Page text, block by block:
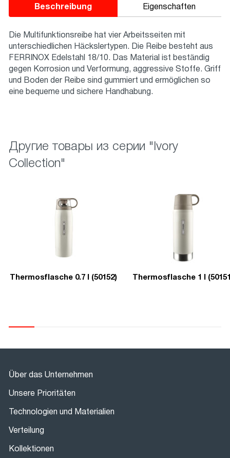
Beschreibung Eigenschaften
Die Multifunktionsreibe hat vier Arbeitsseiten mit
unterschiedlichen Häckslertypen. Die Reibe besteht aus
FERRINOX Edelstahl 18/10. Das Material ist beständig
gegen Korrosion und Verformung, aggressive Stoffe. Griff
und Boden der Reibe sind gummiert und ermöglichen so
eine bequeme und sichere Handhabung.
Другие товары из серии "Ivory
Сollection"
Thermosflasche 0.7 l (50152) Thermosflasche 1 l
Über das Unternehmen
Unsere Prioritäten
Technologien und Materialien
Verteilung
Kollektionen